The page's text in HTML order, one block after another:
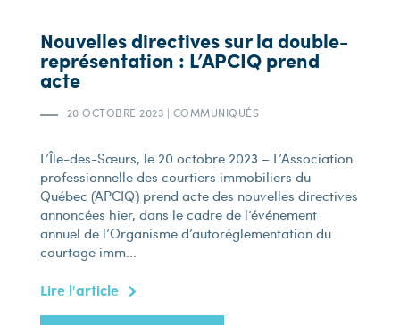
Nouvelles directives sur la double-
représentation : L’APCIQ prend
acte
20 OCTOBRE 2023 | COMMUNIQUÉS
L’Île-des-Sœurs, le 20 octobre 2023 – L’Association
professionnelle des courtiers immobiliers du
Québec (APCIQ) prend acte des nouvelles directives
annoncées hier, dans le cadre de l’événement
annuel de l’Organisme d’autoréglementation du
courtage imm...
Lire l'article